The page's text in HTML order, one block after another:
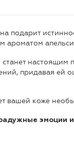
подарит
ароматом
настоящим
придавая ей
вашей коже
эмоции